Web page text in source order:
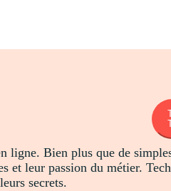
ligne. Bien plus que de
et leur passion du métier.
secrets.